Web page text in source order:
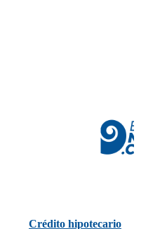
Crédito hipotecario